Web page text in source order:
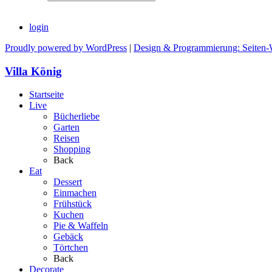
login
Proudly powered by WordPress | Design & Programmierung: Seiten-
Villa König
Startseite
Live
Bücherliebe
Garten
Reisen
Shopping
Back
Eat
Dessert
Einmachen
Frühstück
Kuchen
Pie & Waffeln
Gebäck
Törtchen
Back
Decorate